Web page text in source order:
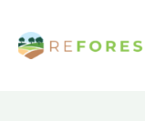
към
съдържанието